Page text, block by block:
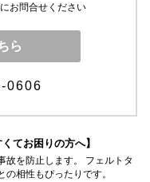
お問合せください
ら
0606
てお困りの方へ】
故を防止します。 フェルトタ
相性もぴったりです。